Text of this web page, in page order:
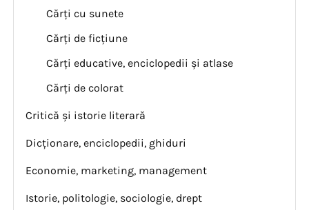
Cărți cu sunete
Cărți de ficțiune
Cărți educative, enciclopedii și atlase
Cărți de colorat
Critică și istorie literară
Dicționare, enciclopedii, ghiduri
Economie, marketing, management
Istorie, politologie, sociologie, drept